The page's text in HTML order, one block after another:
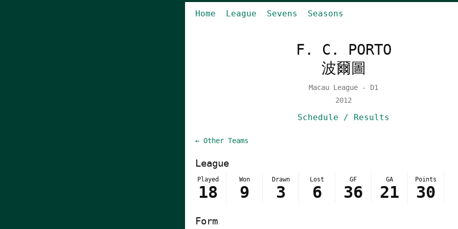
Home League Sevens Seasons
F. C. PORTO
波爾圖
Macau League - D1
2012
Schedule / Results
← Other Teams
League
Played
18
Won
9
Drawn
3
Lost
6
GF
36
GA
21
Points
30
Form